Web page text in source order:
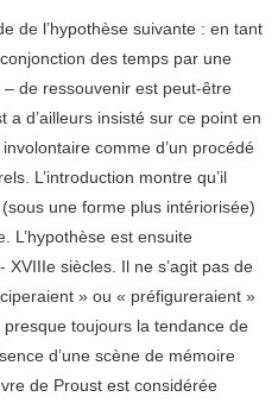
de l’hypothèse suivante : en tant
des temps par une
de ressouvenir est peut-être
a d’ailleurs insisté sur ce point en
comme d’un procédé
L’introduction montre qu’il
une forme plus intériorisée)
L’hypothèse est ensuite
siècles. Il ne s’agit pas de
» ou « préfigureraient »
presque toujours la tendance de
d’une scène de mémoire
de Proust est considérée